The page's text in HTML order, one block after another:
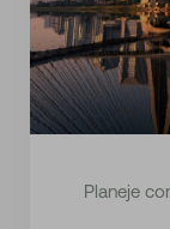
Planeje